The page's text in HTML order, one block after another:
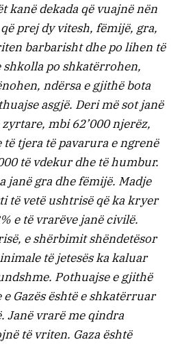
kanë dekada që vuajnë nën
prej dy vitesh, fëmijë, gra,
barbarisht dhe po lihen të
shkolla po shkatërrohen,
ndërsa e gjithë bota
asgjë. Deri më sot janë
mbi 62’000 njerëz,
tjera të pavarura e ngrenë
të vdekur dhe të humbur.
janë gra dhe fëmijë. Madje
të vetë ushtrisë që ka kryer
e të vrarëve janë civilë.
e shërbimit shëndetësor
të jetesës ka kaluar
Pothuajse e gjithë
Gazës është e shkatërruar
Janë vrarë me qindra
të vriten. Gaza është